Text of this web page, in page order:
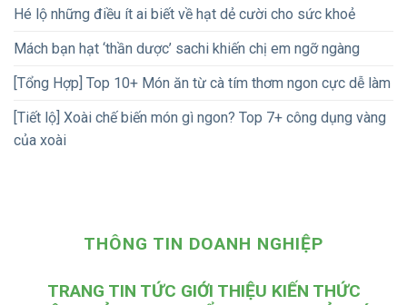
Hé lộ những điều ít ai biết về hạt dẻ cười cho sức khoẻ
Mách bạn hạt ‘thần dược’ sachi khiến chị em ngỡ ngàng
[Tổng Hợp] Top 10+ Món ăn từ cà tím thơm ngon cực dễ làm
[Tiết lộ] Xoài chế biến món gì ngon? Top 7+ công dụng vàng
của xoài
THÔNG TIN DOANH NGHIỆP
TRANG TIN TỨC GIỚI THIỆU KIẾN THỨC